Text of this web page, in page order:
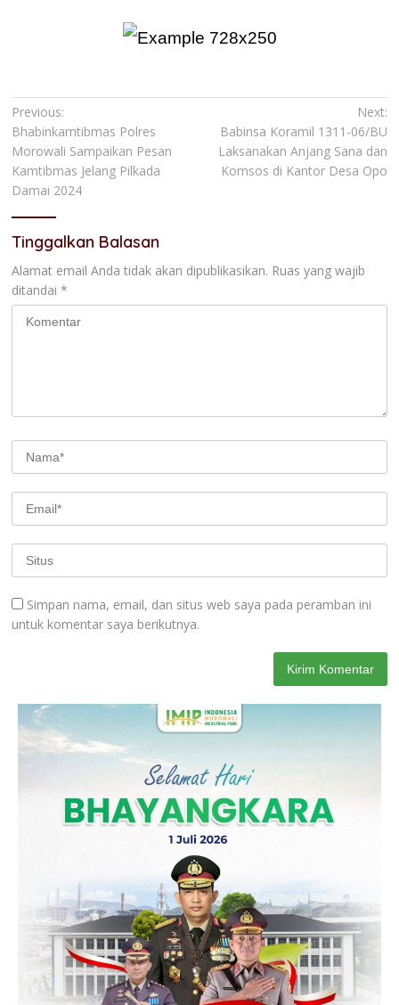
Navigasi
pos
Previous:
Bhabinkamtibmas Polres
Morowali Sampaikan Pesan
Kamtibmas Jelang Pilkada
Damai 2024
Next:
Babinsa Koramil 1311-06/BU
Laksanakan Anjang Sana dan
Komsos di Kantor Desa Opo
Tinggalkan Balasan
Alamat email Anda tidak akan dipublikasikan. Ruas yang wajib
ditandai *
Simpan nama, email, dan situs web saya pada peramban ini
untuk komentar saya berikutnya.